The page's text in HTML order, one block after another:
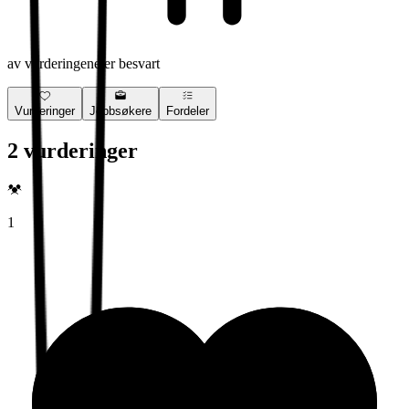
av vurderingene er besvart
Vurderinger Jobbsøkere Fordeler
2 vurderinger
1